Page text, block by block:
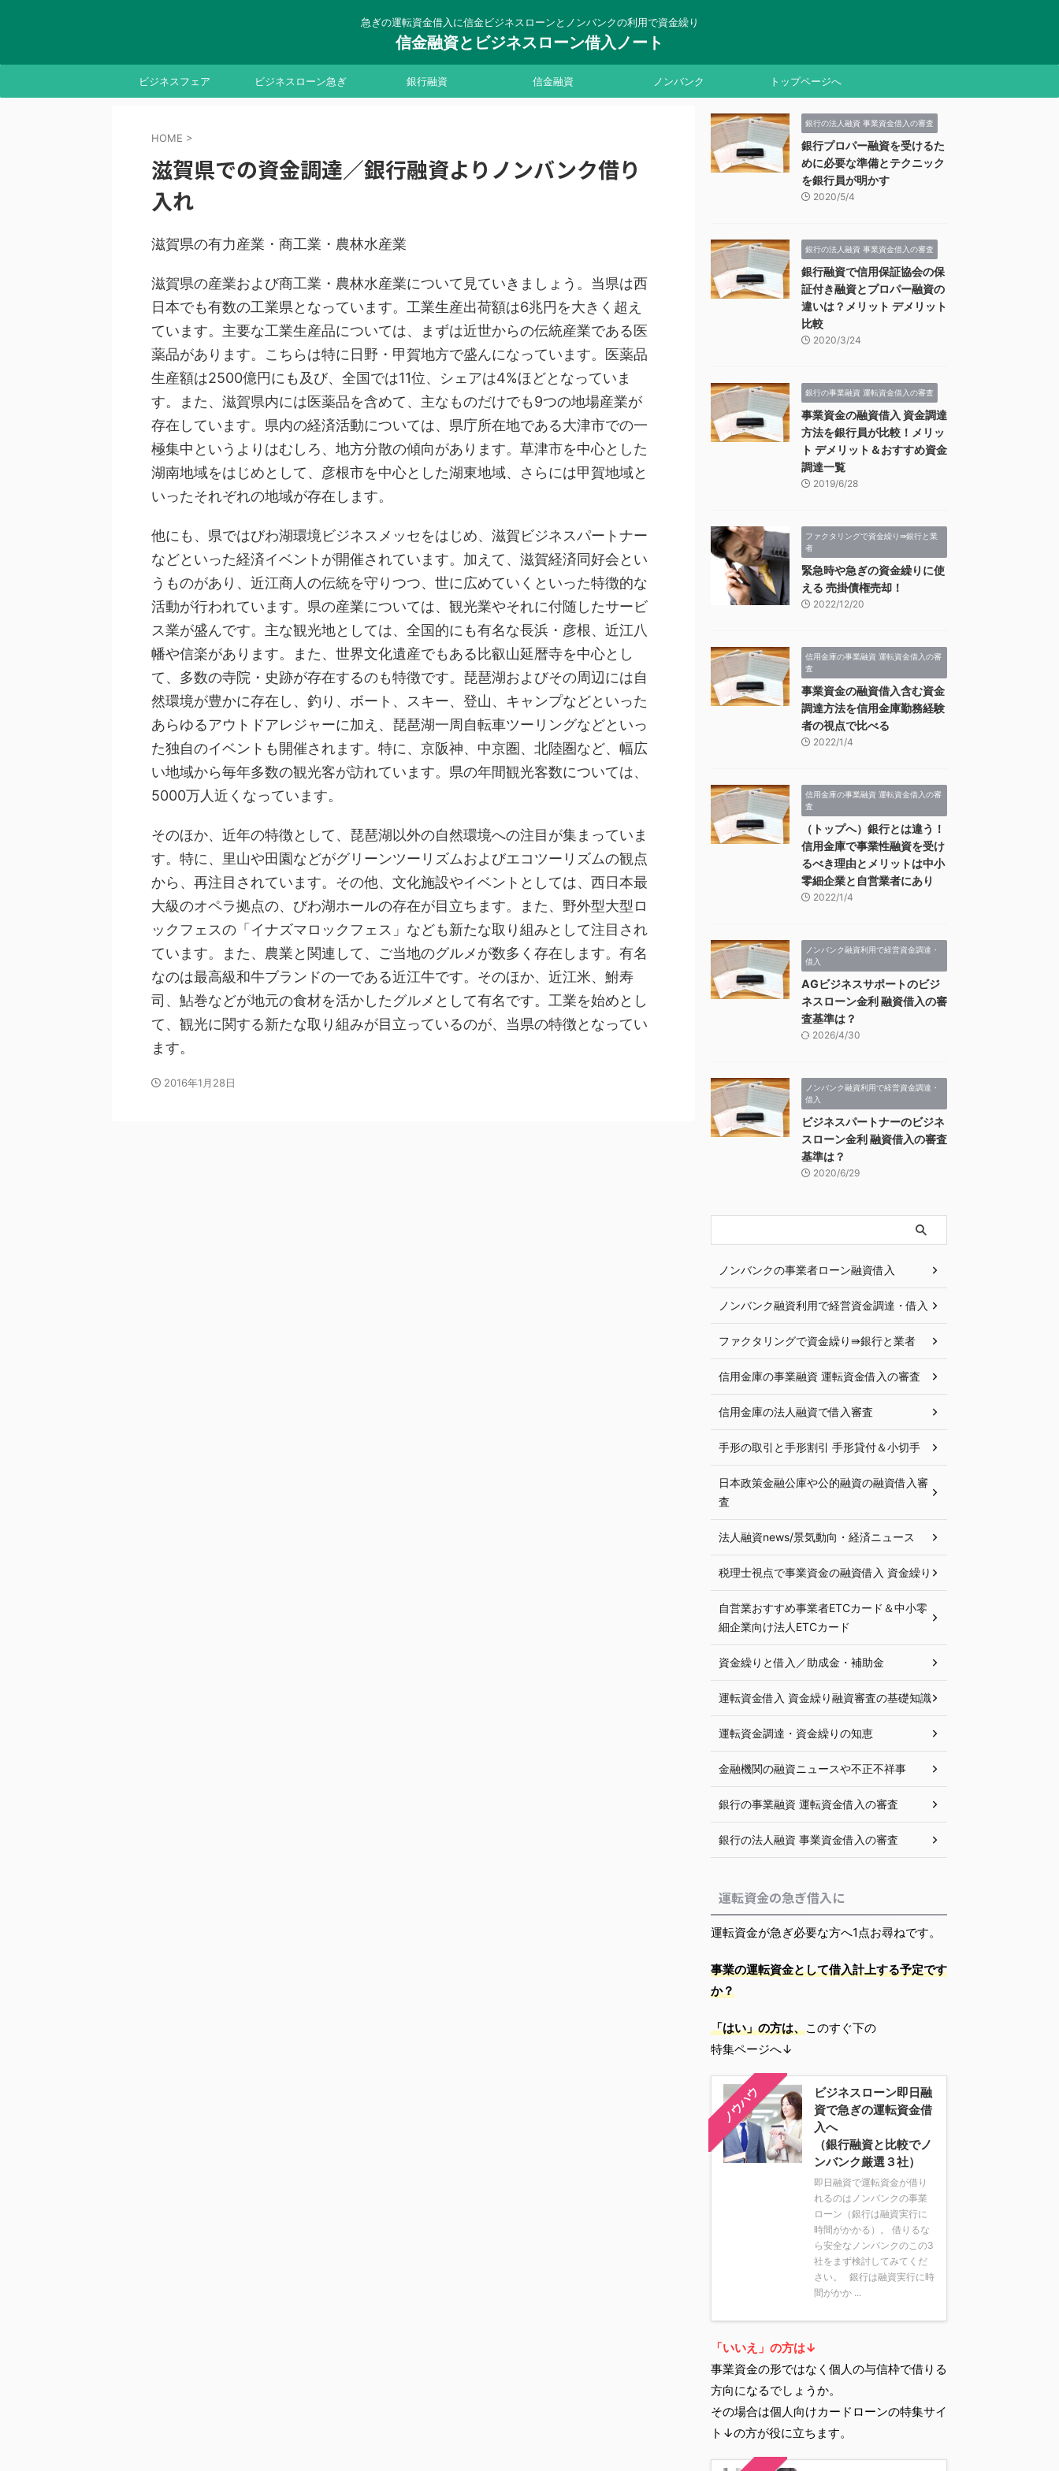
急ぎの運転資金借入に信金ビジネスローンとノンバンクの利用で資金繰り
信金融資とビジネスローン借入ノート
ビジネスフェア ビジネスローン急ぎ 銀行融資 信金融資 ノンバンク トップページへ
HOME >
滋賀県での資金調達／銀行融資よりノンバンク借り
入れ
滋賀県の有力産業・商工業・農林水産業
滋賀県の産業および商工業・農林水産業について見ていきましょう。当県は西
日本でも有数の工業県となっています。工業生産出荷額は6兆円を大きく超え
ています。主要な工業生産品については、まずは近世からの伝統産業である医
薬品があります。こちらは特に日野・甲賀地方で盛んになっています。医薬品
生産額は2500億円にも及び、全国では11位、シェアは4%ほどとなっていま
す。また、滋賀県内には医薬品を含めて、主なものだけでも9つの地場産業が
存在しています。県内の経済活動については、県庁所在地である大津市での一
極集中というよりはむしろ、地方分散の傾向があります。草津市を中心とした
湖南地域をはじめとして、彦根市を中心とした湖東地域、さらには甲賀地域と
いったそれぞれの地域が存在します。
他にも、県ではびわ湖環境ビジネスメッセをはじめ、滋賀ビジネスパートナー
などといった経済イベントが開催されています。加えて、滋賀経済同好会とい
うものがあり、近江商人の伝統を守りつつ、世に広めていくといった特徴的な
活動が行われています。県の産業については、観光業やそれに付随したサービ
ス業が盛んです。主な観光地としては、全国的にも有名な長浜・彦根、近江八
幡や信楽があります。また、世界文化遺産でもある比叡山延暦寺を中心とし
て、多数の寺院・史跡が存在するのも特徴です。琵琶湖およびその周辺には自
然環境が豊かに存在し、釣り、ボート、スキー、登山、キャンプなどといった
あらゆるアウトドアレジャーに加え、琵琶湖一周自転車ツーリングなどといっ
た独自のイベントも開催されます。特に、京阪神、中京圏、北陸圏など、幅広
い地域から毎年多数の観光客が訪れています。県の年間観光客数については、
5000万人近くなっています。
そのほか、近年の特徴として、琵琶湖以外の自然環境への注目が集まっていま
す。特に、里山や田園などがグリーンツーリズムおよびエコツーリズムの観点
から、再注目されています。その他、文化施設やイベントとしては、西日本最
大級のオペラ拠点の、びわ湖ホールの存在が目立ちます。また、野外型大型ロ
ックフェスの「イナズマロックフェス」なども新たな取り組みとして注目され
ています。また、農業と関連して、ご当地のグルメが数多く存在します。有名
なのは最高級和牛ブランドの一である近江牛です。そのほか、近江米、鮒寿
司、鮎巻などが地元の食材を活かしたグルメとして有名です。工業を始めとし
て、観光に関する新たな取り組みが目立っているのが、当県の特徴となってい
ます。
2016年1月28日
銀行の法人融資 事業資金借入の審査
銀行プロパー融資を受けるた
めに必要な準備とテクニック
を銀行員が明かす
2020/5/4
銀行の法人融資 事業資金借入の審査
銀行融資で信用保証協会の保
証付き融資とプロパー融資の
違いは？メリット デメリット
比較
2020/3/24
銀行の事業融資 運転資金借入の審査
事業資金の融資借入 資金調達
方法を銀行員が比較！メリッ
ト デメリット＆おすすめ資金
調達一覧
2019/6/28
ファクタリングで資金繰り⇛銀行と業
者
緊急時や急ぎの資金繰りに使
える 売掛債権売却！
2022/12/20
信用金庫の事業融資 運転資金借入の審
査
事業資金の融資借入含む資金
調達方法を信用金庫勤務経験
者の視点で比べる
2022/1/4
信用金庫の事業融資 運転資金借入の審
査
（トップへ）銀行とは違う！
信用金庫で事業性融資を受け
るべき理由とメリットは中小
零細企業と自営業者にあり
2022/1/4
ノンバンク融資利用で経営資金調達・
借入
AGビジネスサポートのビジ
ネスローン金利 融資借入の審
査基準は？
2026/4/30
ノンバンク融資利用で経営資金調達・
借入
ビジネスパートナーのビジネ
スローン金利 融資借入の審査
基準は？
2020/6/29
ノンバンクの事業者ローン融資借入
ノンバンク融資利用で経営資金調達・借入
ファクタリングで資金繰り⇛銀行と業者
信用金庫の事業融資 運転資金借入の審査
信用金庫の法人融資で借入審査
手形の取引と手形割引 手形貸付＆小切手
日本政策金融公庫や公的融資の融資借入審
査
法人融資news/景気動向・経済ニュース
税理士視点で事業資金の融資借入 資金繰り
自営業おすすめ事業者ETCカード＆中小零
細企業向け法人ETCカード
資金繰りと借入／助成金・補助金
運転資金借入 資金繰り融資審査の基礎知識
運転資金調達・資金繰りの知恵
金融機関の融資ニュースや不正不祥事
銀行の事業融資 運転資金借入の審査
銀行の法人融資 事業資金借入の審査
運転資金の急ぎ借入に
運転資金が急ぎ必要な方へ1点お尋ねです。
事業の運転資金として借入計上する予定です
か？
「はい」の方は、このすぐ下の
特集ページへ↓
ノウハウ
ビジネスローン即日融
資で急ぎの運転資金借
入へ
（銀行融資と比較でノ
ンバンク厳選３社）
即日融資で運転資金が借り
れるのはノンバンクの事業
ローン（銀行は融資実行に
時間がかかる）。 借りるな
ら安全なノンバンクのこの3
社をまず検討してみてくだ
さい。 銀行は融資実行に時
間がかか ...
「いいえ」の方は↓
事業資金の形ではなく個人の与信枠で借りる
方向になるでしょうか。
その場合は個人向けカードローンの特集サイ
ト↓の方が役に立ちます。